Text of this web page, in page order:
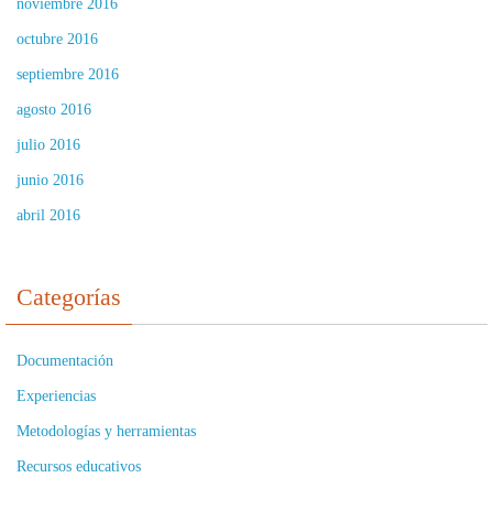
noviembre 2016
octubre 2016
septiembre 2016
agosto 2016
julio 2016
junio 2016
abril 2016
Categorías
Documentación
Experiencias
Metodologías y herramientas
Recursos educativos